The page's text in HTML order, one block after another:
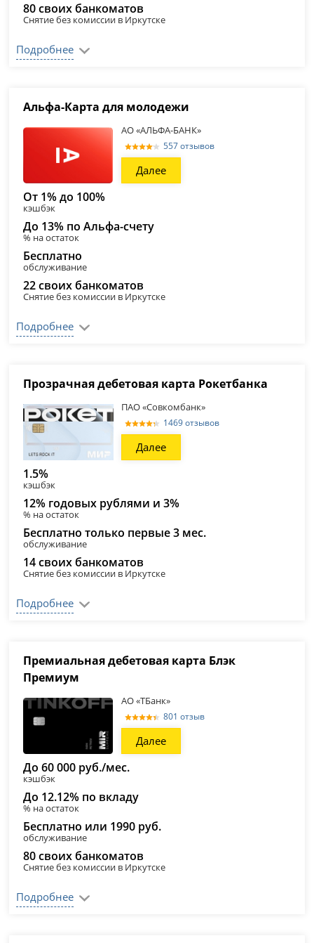
80 своих банкоматов
Снятие без комиссии в Иркутске
Подробнее
Альфа-Карта для молодежи
АО «АЛЬФА-БАНК»
557 отзывов
Далее
От 1% до 100%
кэшбэк
До 13% по Альфа-счету
% на остаток
Бесплатно
обслуживание
22 своих банкоматов
Снятие без комиссии в Иркутске
Подробнее
Прозрачная дебетовая карта Рокетбанка
ПАО «Совкомбанк»
1469 отзывов
Далее
1.5%
кэшбэк
12% годовых рублями и 3%
% на остаток
Бесплатно только первые 3 мес.
обслуживание
14 своих банкоматов
Снятие без комиссии в Иркутске
Подробнее
Премиальная дебетовая карта Блэк
Премиум
АО «ТБанк»
801 отзыв
Далее
До 60 000 руб./мес.
кэшбэк
До 12.12% по вкладу
% на остаток
Бесплатно или 1990 руб.
обслуживание
80 своих банкоматов
Снятие без комиссии в Иркутске
Подробнее